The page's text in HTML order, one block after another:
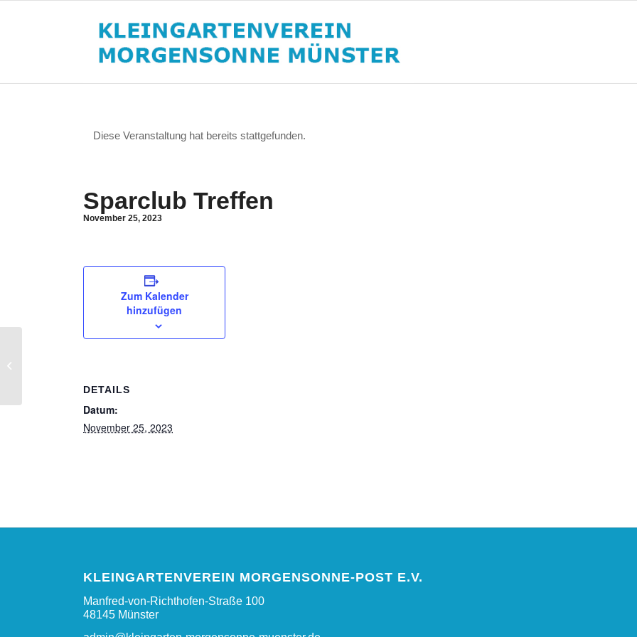
Diese Veranstaltung hat bereits stattgefunden.
Sparclub Treffen
November 25, 2023
Zum Kalender
hinzufügen
DETAILS
Datum:
November 25, 2023
KLEINGARTENVEREIN MORGENSONNE-POST E.V.
Manfred-von-Richthofen-Straße 100
48145 Münster